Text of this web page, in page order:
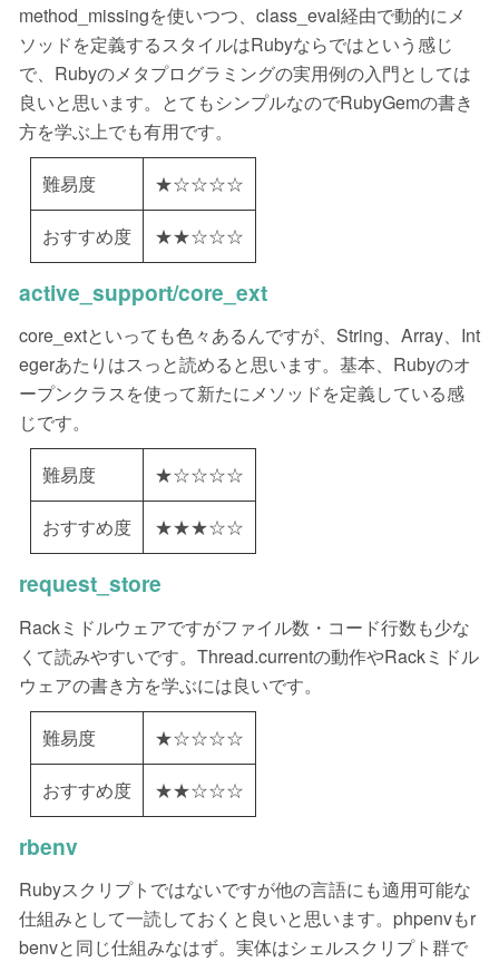
method_missingを使いつつ、class_eval経由で動的にメ
ソッドを定義するスタイルはRubyならではという感じ
で、Rubyのメタプログラミングの実用例の入門としては
良いと思います。とてもシンプルなのでRubyGemの書き
方を学ぶ上でも有用です。
難易度 ★☆☆☆☆
おすすめ度 ★★☆☆☆
active_support/core_ext
core_extといっても色々あるんですが、String、Array、Int
egerあたりはスっと読めると思います。基本、Rubyのオ
ープンクラスを使って新たにメソッドを定義している感
じです。
難易度 ★☆☆☆☆
おすすめ度 ★★★☆☆
request_store
Rackミドルウェアですがファイル数・コード行数も少な
くて読みやすいです。Thread.currentの動作やRackミドル
ウェアの書き方を学ぶには良いです。
難易度 ★☆☆☆☆
おすすめ度 ★★☆☆☆
rbenv
Rubyスクリプトではないですが他の言語にも適用可能な
仕組みとして一読しておくと良いと思います。phpenvもr
benvと同じ仕組みなはず。実体はシェルスクリプト群で